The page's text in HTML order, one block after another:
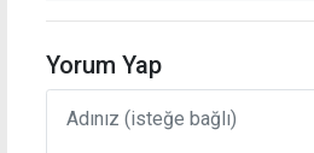
Yorum Yap